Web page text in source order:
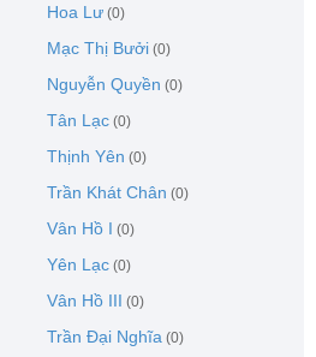
Hoa Lư (0)
Mạc Thị Bưởi (0)
Nguyễn Quyền (0)
Tân Lạc (0)
Thịnh Yên (0)
Trần Khát Chân (0)
Vân Hồ I (0)
Yên Lạc (0)
Vân Hồ III (0)
Trần Đại Nghĩa (0)